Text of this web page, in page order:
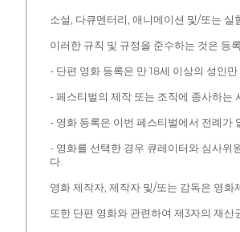
소설, 다큐멘터리, 애니메이션 및/또는
이러한 규칙 및 규정을 준수하는 것은 등
- 단편 영화 등록은 만 18세 이상의 성인
- 페스티벌의 제작 또는 조직에 종사하는
- 영화 등록은 이번 페스티벌에서 전례가
- 영화를 선택한 경우 큐레이터와 심사위
다.
영화 제작자, 제작자 및/또는 감독은 영
또한 단편 영화와 관련하여 제3자의 재